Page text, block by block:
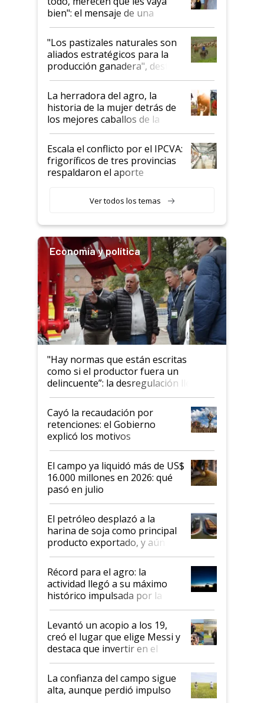
bien": el mensaje de una
ganadera uruguaya sobre las
oportunidades que se abren
para el agro en Argentina, con
foco en la carne
"Los pastizales naturales son
aliados estratégicos para la
producción ganadera", destaca
la iniciativa que ya reúne a 46
establecimientos en Argentina
La herradora del agro, la
historia de la mujer detrás de
los mejores caballos de la
Argentina y los mitos que
todavía hacen sufrir a estos
animales: "Mientras me
descalificaban, yo seguí
haciendo currículum"
Escala el conflicto por el IPCVA:
frigoríficos de tres provincias
respaldaron el aporte
Ver todos los temas
Economía y política
"Hay normas que están escritas
como si el productor fuera un
delincuente”: la desregulación llegó
al Congreso Aapresid y hasta se
habló del financiamiento al IPCVA
Cayó la recaudación por
retenciones: el Gobierno
explicó los motivos
El campo ya liquidó más de US$
16.000 millones en 2026: qué
pasó en julio
El petróleo desplazó a la
harina de soja como principal
producto exportado, y aún así
el agro aportó casi seis de cada
diez dólares y sostuvo el
liderazgo en un semestre
récord
Récord para el agro: la
actividad llegó a su máximo
histórico impulsada por la
cosecha y las exportaciones
Levantó un acopio a los 19,
creó el lugar que elige Messi y
destaca que invertir en el
kirchnerismo era como "darle
plata a un hijo para droga":
Juan Félix Rossetti, el libertario
que de una dura crisis salió
La confianza del campo sigue
alta, aunque perdió impulso